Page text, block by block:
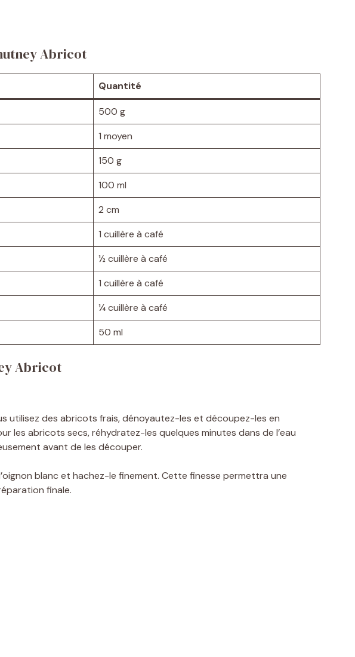
Abricot
Quantité
500 g
1 moyen
150 g
100 ml
2 cm
1 cuillère à café
½ cuillère à café
1 cuillère à café
¼ cuillère à café
50 ml
Abricot
utilisez des abricots frais, dénoyautez-les et découpez-les en
les abricots secs, réhydratez-les quelques minutes dans de l’eau
avant de les découper.
blanc et hachez-le finement. Cette finesse permettra une
finale.